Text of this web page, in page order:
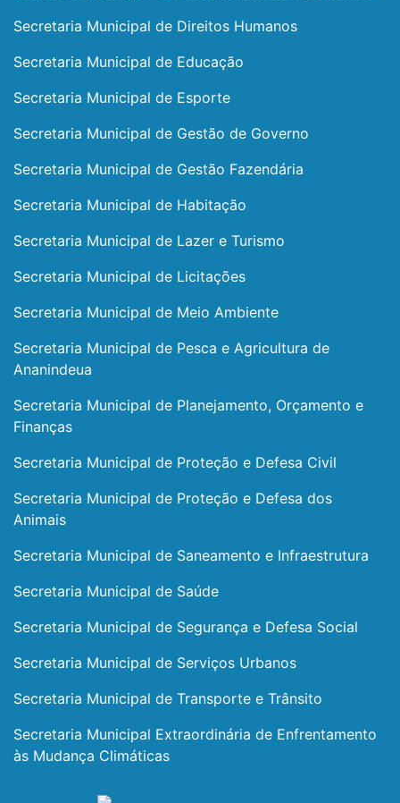
Secretaria Municipal de Direitos Humanos
Secretaria Municipal de Educação
Secretaria Municipal de Esporte
Secretaria Municipal de Gestão de Governo
Secretaria Municipal de Gestão Fazendária
Secretaria Municipal de Habitação
Secretaria Municipal de Lazer e Turismo
Secretaria Municipal de Licitações
Secretaria Municipal de Meio Ambiente
Secretaria Municipal de Pesca e Agricultura de
Ananindeua
Secretaria Municipal de Planejamento, Orçamento e
Finanças
Secretaria Municipal de Proteção e Defesa Civil
Secretaria Municipal de Proteção e Defesa dos
Animais
Secretaria Municipal de Saneamento e Infraestrutura
Secretaria Municipal de Saúde
Secretaria Municipal de Segurança e Defesa Social
Secretaria Municipal de Serviços Urbanos
Secretaria Municipal de Transporte e Trânsito
Secretaria Municipal Extraordinária de Enfrentamento
às Mudança Climáticas